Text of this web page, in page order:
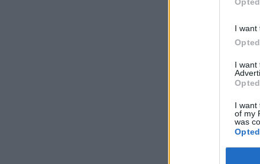
I want
I want
I want
of my
was